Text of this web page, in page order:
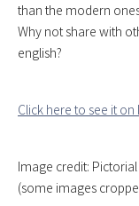
than the modern
Why not share with
english?
Click here to see it
Image credit:
(some images